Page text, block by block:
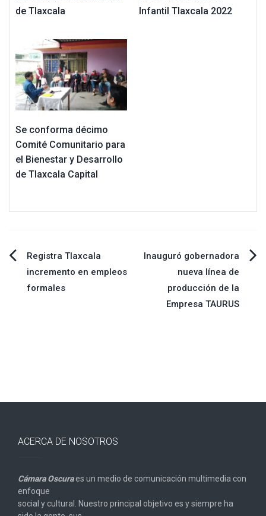
de Tlaxcala
Infantil Tlaxcala 2022
Se conforma décimo
Comité Comunitario para
el Bienestar y Desarrollo
de Tlaxcala Capital
Navegación
de
Registra Tlaxcala
incremento en empleos
formales
Inauguró gobernadora
nueva línea de
producción de la
Empresa TAURUS
ACERCA DE NOSOTROS
Cámara Oscuraes un medio de comunicación multimedia con
enfoque
social y cultural. Nuestro principal objetivo es y siempre ha